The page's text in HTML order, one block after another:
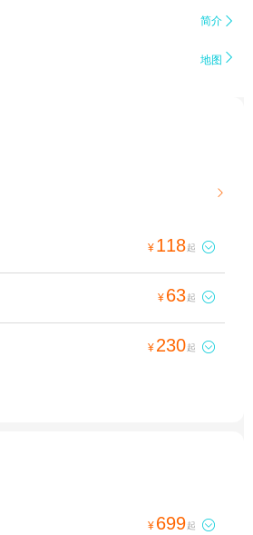
简介 
地图 

¥ 118起 
¥ 63起 
¥ 230起 
¥ 699起 